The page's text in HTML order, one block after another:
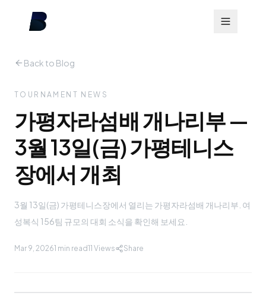
Back to Blog
TOURNAMENT NEWS
가평자라섬배 개나리부 —
3월 13일(금) 가평테니스
장에서 개최
3월 13일(금) 가평테니스장에서 열리는 가평자라섬배 개나리부. 여
성복식 156팀 규모의 대회 소식을 확인해 보세요.
Mar 9, 20261 min read11 Views Share